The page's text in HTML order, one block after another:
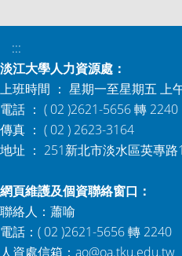
:::
淡江大學人力資源處：
上班時間 ： 星期一至星期五 上
電話 ： ( 02 )2621-5656 轉 2240
傳真 ： ( 02 ) 2623-3164
地址 ： 251新北市淡水區英專
網頁維護及個資聯絡窗口：
聯絡人：蕭喻
電話：( 02 )2621-5656 轉 2240
人資處信箱： ao@oa.tku.edu.tw